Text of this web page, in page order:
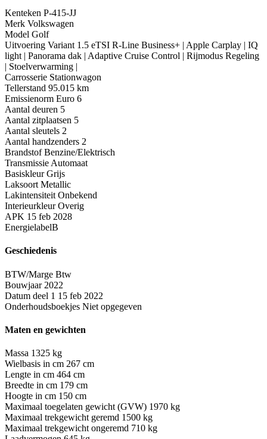
Kenteken P-415-JJ
Merk Volkswagen
Model Golf
Uitvoering Variant 1.5 eTSI R-Line Business+ | Apple Carplay | IQ
light | Panorama dak | Adaptive Cruise Control | Rijmodus Regeling
| Stoelverwarming |
Carrosserie Stationwagon
Tellerstand 95.015 km
Emissienorm Euro 6
Aantal deuren 5
Aantal zitplaatsen 5
Aantal sleutels 2
Aantal handzenders 2
Brandstof Benzine/Elektrisch
Transmissie Automaat
Basiskleur Grijs
Laksoort Metallic
Lakintensiteit Onbekend
Interieurkleur Overig
APK 15 feb 2028
EnergielabelB
Geschiedenis
BTW/Marge Btw
Bouwjaar 2022
Datum deel 1 15 feb 2022
Onderhoudsboekjes Niet opgegeven
Maten en gewichten
Massa 1325 kg
Wielbasis in cm 267 cm
Lengte in cm 464 cm
Breedte in cm 179 cm
Hoogte in cm 150 cm
Maximaal toegelaten gewicht (GVW) 1970 kg
Maximaal trekgewicht geremd 1500 kg
Maximaal trekgewicht ongeremd 710 kg